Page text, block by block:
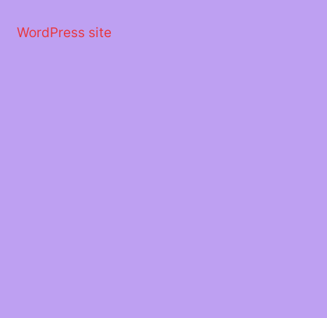
περιεχόμενο
WordPress site